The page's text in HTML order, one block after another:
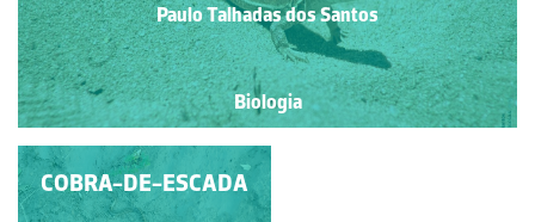
Paulo Talhadas dos Santos
Biologia
OSGA
COBRA-DE-ESCADA